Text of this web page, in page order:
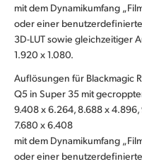
mit dem Dynamikumfang
oder einer
3D-LUT sowie gleichzeitiger
1.920 x 1.080.
Auflösungen für Blackmagic
Q5 in Super 35 mit
9.408 x 6.264, 8.688 x
7.680 x 6.408
mit dem Dynamikumfang
oder einer